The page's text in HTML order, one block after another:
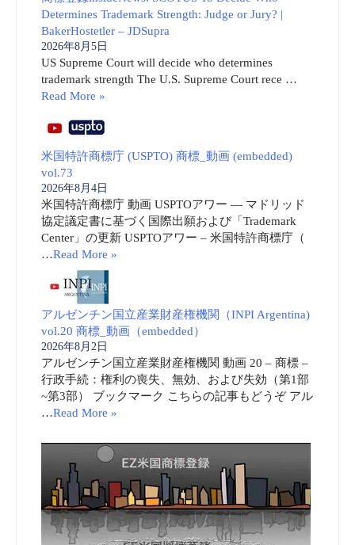
Determines Trademark Strength: Judge or Jury? |
BakerHostetler – JDSupra
2026年8月5日
US Supreme Court will decide who determines
trademark strength The U.S. Supreme Court rece …
Read More »
米国特許商標庁 (USPTO) 商標_動画 (embedded)
vol.73
2026年8月4日
米国特許商標庁 動画 USPTOアワー ― マドリッド
協定議定書に基づく国際出願および「Trademark
Center」の更新 USPTOアワー – 米国特許商標庁（
…Read More »
アルゼンチン国立産業財産権機関（INPI Argentina)
vol.20 商標_動画（embedded）
2026年8月2日
アルゼンチン国立産業財産権機関 動画 20 – 商標 –
行政手続：権利の喪失、無効、および失効（第1部
~第3部） ブックマーク こちらの記事もどうぞ アル
…Read More »